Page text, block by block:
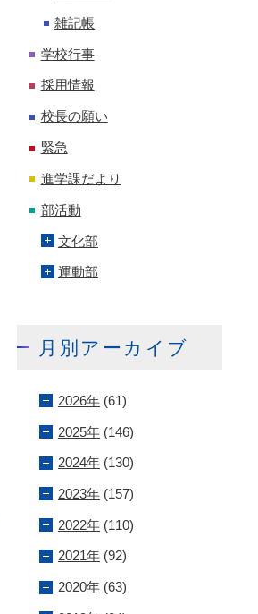
雑記帳
学校行事
採用情報
校長の願い
緊急
進学課だより
部活動
文化部
運動部
月別アーカイブ
2026年 (61)
2025年 (146)
2024年 (130)
2023年 (157)
2022年 (110)
2021年 (92)
2020年 (63)